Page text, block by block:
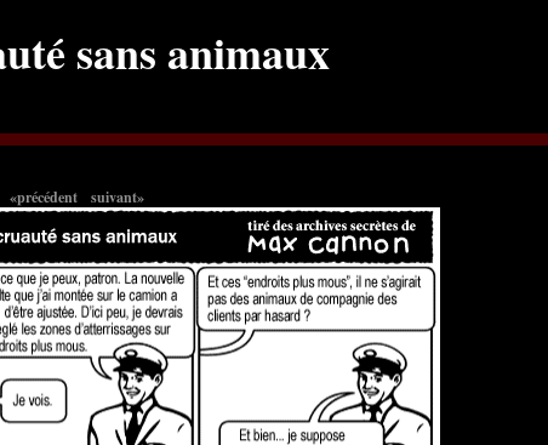
sans animaux
«précédent suivant»